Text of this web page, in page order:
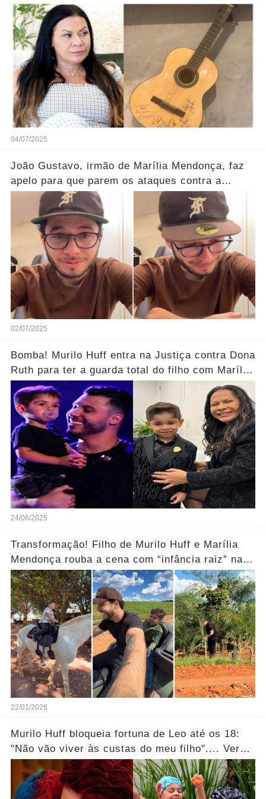
Ver mais
04/07/2025
João Gustavo, irmão de Marília Mendonça, faz
apelo para que parem os ataques contra a
mãe... Ver mais
02/07/2025
Bomba! Murilo Huff entra na Justiça contra Dona
Ruth para ter a guarda total do filho com Marília
Mendonça
24/06/2025
Transformação! Filho de Murilo Huff e Marília
Mendonça rouba a cena com “infância raiz” na
fazenda.... Ver mais
22/01/2026
Murilo Huff bloqueia fortuna de Leo até os 18:
"Não vão viver às custas do meu filho".... Ver
mais